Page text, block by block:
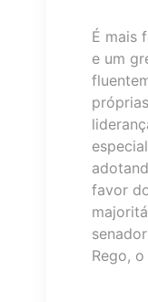
É mais
e um
favor
Rego,